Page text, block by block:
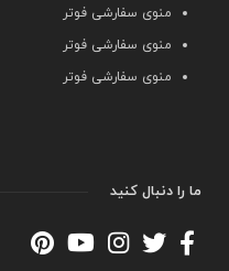
منوی سفارشی فوتر
منوی سفارشی فوتر
منوی سفارشی فوتر
ما را دنبال کنید